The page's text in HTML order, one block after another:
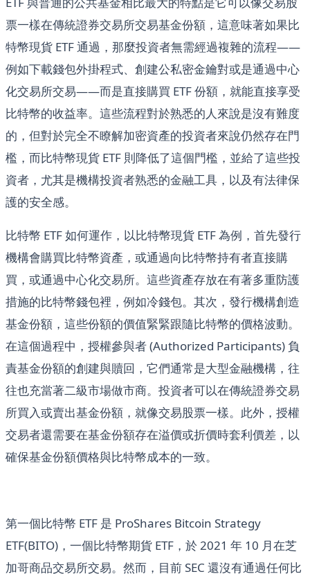
票一樣在傳統證券交易所交易基金份額，這意味著如果比
特幣現貨 ETF 通過，那麼投資者無需經過複雜的流程——
例如下載錢包外掛程式、創建公私密金鑰對或是通過中心
化交易所交易——而是直接購買 ETF 份額，就能直接享受
比特幣的收益率。這些流程對於熟悉的人來說是沒有難度
的，但對於完全不瞭解加密資產的投資者來說仍然存在門
檻，而比特幣現貨 ETF 則降低了這個門檻，並給了這些投
資者，尤其是機構投資者熟悉的金融工具，以及有法律保
護的安全感。
比特幣 ETF 如何運作，以比特幣現貨 ETF 為例，首先發行
機構會購買比特幣資產，或通過向比特幣持有者直接購
買，或通過中心化交易所。這些資產存放在有著多重防護
措施的比特幣錢包裡，例如冷錢包。其次，發行機構創造
基金份額，這些份額的價值緊緊跟隨比特幣的價格波動。
在這個過程中，授權參與者 (Authorized Participants) 負
責基金份額的創建與贖回，它們通常是大型金融機構，往
往也充當著二級市場做市商。投資者可以在傳統證券交易
所買入或賣出基金份額，就像交易股票一樣。此外，授權
交易者還需要在基金份額存在溢價或折價時套利價差，以
確保基金份額價格與比特幣成本的一致。
第一個比特幣 ETF 是 ProShares Bitcoin Strategy
ETF(BITO)，一個比特幣期貨 ETF，於 2021 年 10 月在芝
加哥商品交易所交易。然而，目前 SEC 還沒有通過任何比